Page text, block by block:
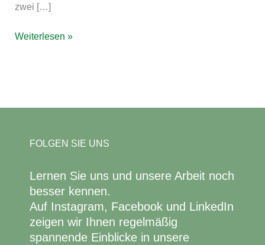
zwei […]
Weiterlesen »
FOLGEN SIE UNS
Lernen Sie uns und unsere Arbeit noch
besser kennen.
Auf Instagram, Facebook und LinkedIn
zeigen wir Ihnen regelmäßig
spannende Einblicke in unsere